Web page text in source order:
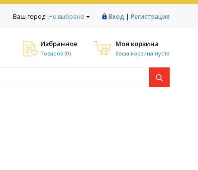
Ваш город: Не выбрано Вход | Регистрация
Избранное
Товаров (0)
Моя корзина
Ваша корзина пуста